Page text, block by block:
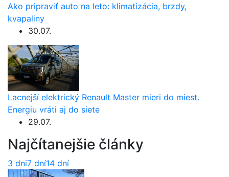
Ako pripraviť auto na leto: klimatizácia, brzdy,
kvapaliny
30.07.
Lacnejší elektrický Renault Master mieri do miest.
Energiu vráti aj do siete
29.07.
Najčítanejšie články
3 dni7 dní14 dní